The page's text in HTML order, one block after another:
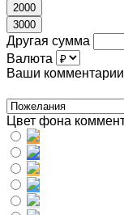
2000
3000
Другая сумма
Валюта
Ваши
Цвет фона